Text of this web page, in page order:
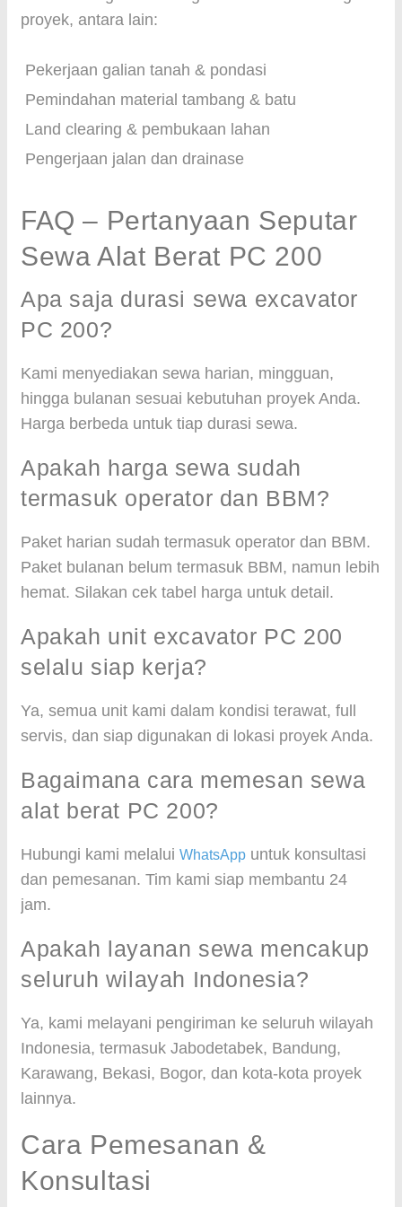
proyek, antara lain:
Pekerjaan galian tanah & pondasi
Pemindahan material tambang & batu
Land clearing & pembukaan lahan
Pengerjaan jalan dan drainase
FAQ – Pertanyaan Seputar
Sewa Alat Berat PC 200
Apa saja durasi sewa excavator
PC 200?
Kami menyediakan sewa harian, mingguan,
hingga bulanan sesuai kebutuhan proyek Anda.
Harga berbeda untuk tiap durasi sewa.
Apakah harga sewa sudah
termasuk operator dan BBM?
Paket harian sudah termasuk operator dan BBM.
Paket bulanan belum termasuk BBM, namun lebih
hemat. Silakan cek tabel harga untuk detail.
Apakah unit excavator PC 200
selalu siap kerja?
Ya, semua unit kami dalam kondisi terawat, full
servis, dan siap digunakan di lokasi proyek Anda.
Bagaimana cara memesan sewa
alat berat PC 200?
Hubungi kami melalui WhatsApp untuk konsultasi
dan pemesanan. Tim kami siap membantu 24
jam.
Apakah layanan sewa mencakup
seluruh wilayah Indonesia?
Ya, kami melayani pengiriman ke seluruh wilayah
Indonesia, termasuk Jabodetabek, Bandung,
Karawang, Bekasi, Bogor, dan kota-kota proyek
lainnya.
Cara Pemesanan &
Konsultasi